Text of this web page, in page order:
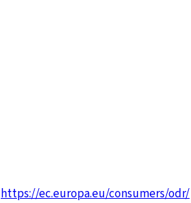
https://ec.europa.eu/consumers/odr/